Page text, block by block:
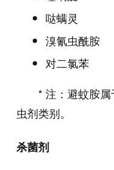
哒螨灵
溴氰虫酰胺
对二氯苯
* 注：避蚊胺
虫剂类别。
杀菌剂